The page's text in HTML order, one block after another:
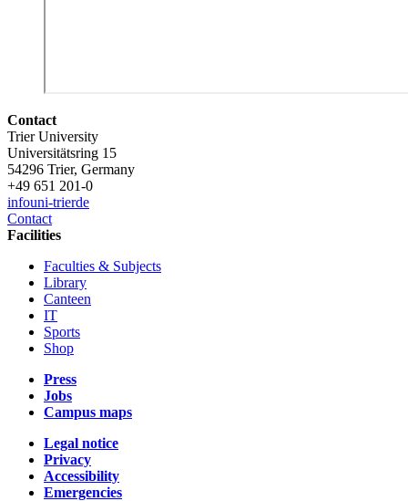
Contact
Trier University
Universitätsring 15
54296 Trier, Germany
+49 651 201-0
infouni-trierde
Contact
Facilities
Faculties & Subjects
Library
Canteen
IT
Sports
Shop
Press
Jobs
Campus maps
Legal notice
Privacy
Accessibility
Emergencies